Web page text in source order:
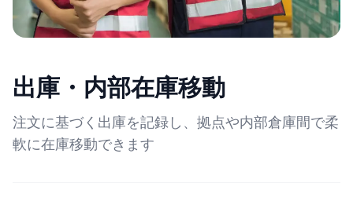
出庫・内部在庫移動
注文に基づく出庫を記録し、拠点や内部倉庫間で柔
軟に在庫移動できます